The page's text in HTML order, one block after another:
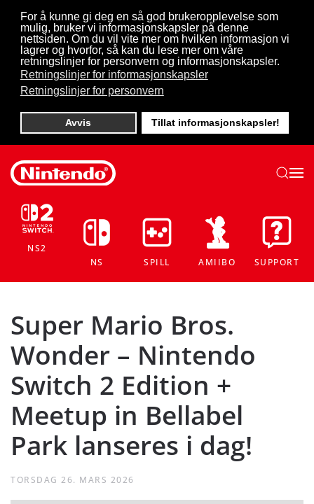
For å kunne gi deg en så god brukeropplevelse som
mulig, bruker vi informasjonskapsler på denne
nettsiden. Om du vil vite mer om hvilken informasjon vi
lagrer og hvorfor, så kan du lese mer om våre
retningslinjer for personvern og informasjonskapsler.
Retningslinjer for informasjonskapsler
Retningslinjer for personvern
Avvis Tillat informasjonskapsler!
Skip to main content
NS2
NS
SPILL AMIIBO SUPPORT
Super Mario Bros.
Wonder – Nintendo
Switch 2 Edition +
Meetup in Bellabel
Park lanseres i dag!
TORSDAG 26. MARS 2026